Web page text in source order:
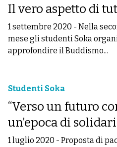
Il vero aspetto di
1 settembre 2020 - Nella
mese gli studenti Soka
approfondire il Buddismo...
Studenti Soka
“Verso un futuro
un’epoca di
1 luglio 2020 - Proposta di